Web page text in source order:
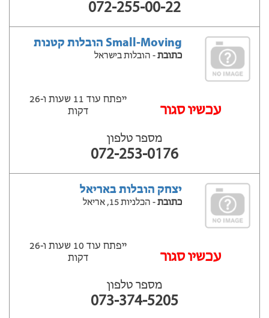
072-255-00-22
Small-Moving הובלות קטנות
כתובת- הובלות בישראל
עכשיו סגור
ייפתח עוד 11 שעות ‫ו-26
דקות
מספר טלפון
072-253-0176
יצחק הובלות באריאל
כתובת- הכלניות 15, אריאל
עכשיו סגור
ייפתח עוד 10 שעות ‫ו-26
דקות
מספר טלפון
073-374-5205